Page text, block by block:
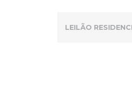
LEILÃO